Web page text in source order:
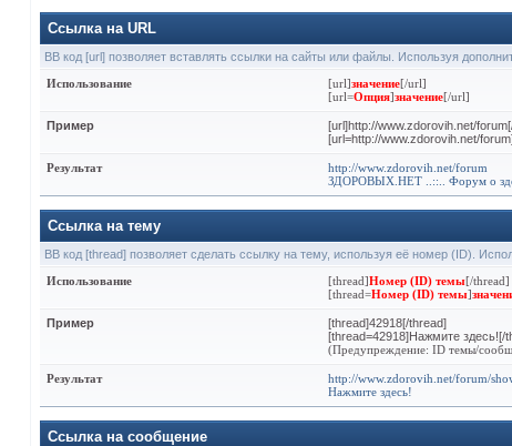
Ссылка на URL
BB код [url] позволяет вставлять ссылки на сайты или файлы. Используя
Использование
[url]значение[/url]
[url=Опция]значение[/url]
Пример
[url]http://www.zdorovih.net/
[url=http://www.zdorovih.net/
Результат
http://www.zdorovih.net/forum
ЗДОРОВЫХ.НЕТ ..::.. Форум о
Ссылка на тему
BB код [thread] позволяет сделать ссылку на тему, используя её номер (ID).
Использование
[thread]Номер (ID) темы[/thread]
[thread=Номер (ID) темы]
Пример
[thread]42918[/thread]
[thread=42918]Нажмите здесь![/
(Предупреждение: ID темы/
Результат
http://www.zdorovih.net/forum/
Нажмите здесь!
Ссылка на сообщение